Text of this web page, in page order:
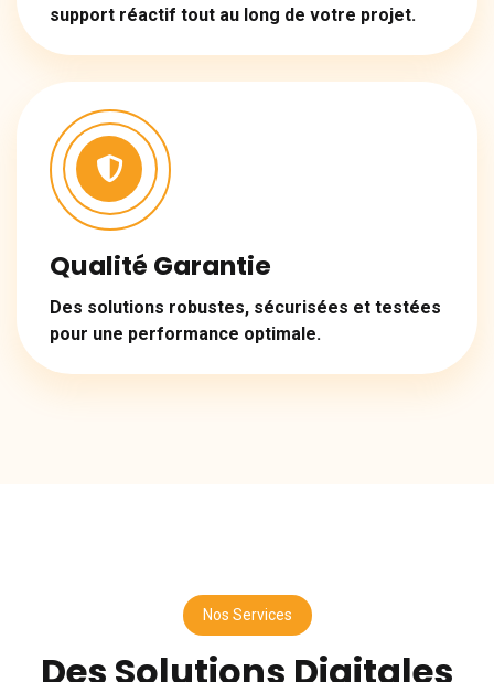
support réactif tout au long de votre projet.
Qualité Garantie
Des solutions robustes, sécurisées et testées
pour une performance optimale.
Nos Services
Des Solutions Digitales